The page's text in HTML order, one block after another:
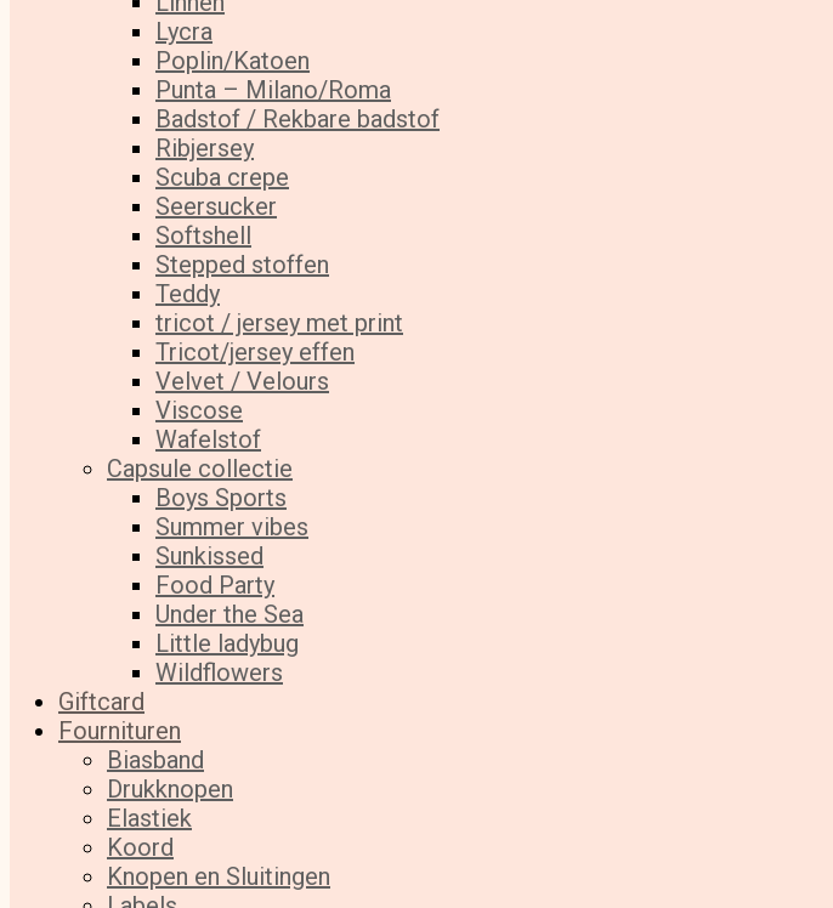
Lycra
Poplin/Katoen
Punta – Milano/Roma
Badstof / Rekbare badstof
Ribjersey
Scuba crepe
Seersucker
Softshell
Stepped stoffen
Teddy
tricot / jersey met print
Tricot/jersey effen
Velvet / Velours
Viscose
Wafelstof
Capsule collectie
Boys Sports
Summer vibes
Sunkissed
Food Party
Under the Sea
Little ladybug
Wildflowers
Giftcard
Fournituren
Biasband
Drukknopen
Elastiek
Koord
Knopen en Sluitingen